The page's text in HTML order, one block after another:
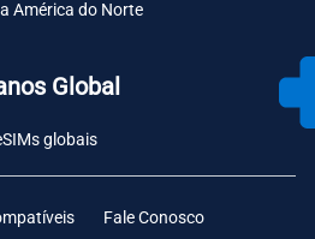
América do Norte
Global
globais
Fale Conosco